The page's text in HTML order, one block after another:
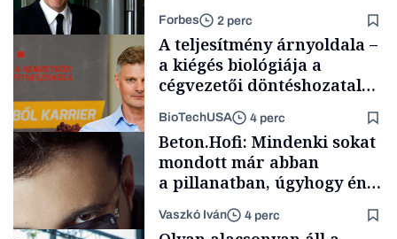
Politika
Forbes 2 perc
Content Lab HUB
A teljesítmény árnyoldala –
a kiégés biológiája a
cégvezetői döntéshozatal
BioTechUSA 4 perc
Beton.Hofi: Mindenki sokat
mondott már abban
a pillanatban, úgyhogy én
a legsarkosabb
gondolataimat akartam
Vaszkó Iván 4 perc